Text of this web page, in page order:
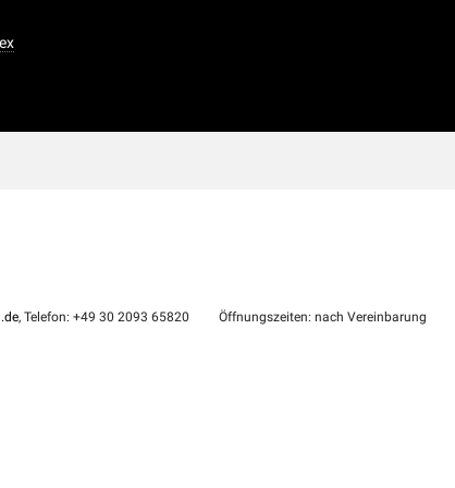
, Telefon: +49 30 2093 65820 Öffnungszeiten: nach Vereinbarung